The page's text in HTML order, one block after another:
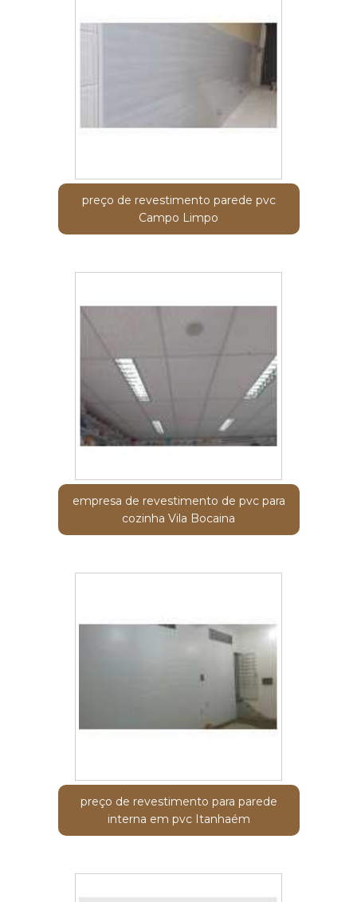
preço de revestimento parede pvc
Campo Limpo
empresa de revestimento de pvc para
cozinha Vila Bocaina
preço de revestimento para parede
interna em pvc Itanhaém